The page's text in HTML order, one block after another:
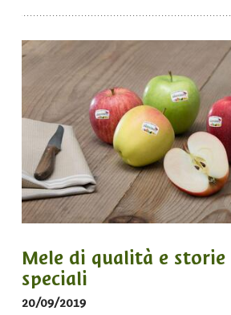
Mele di qualità e
speciali
20/09/2019